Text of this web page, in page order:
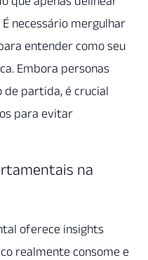
necessário mergulhar
entender como seu
Embora personas
partida, é crucial
para evitar
na
oferece insights
realmente consome e